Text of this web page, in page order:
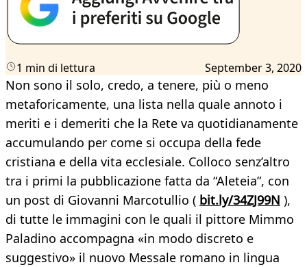
1 min di lettura September 3, 2020
Non sono il solo, credo, a tenere, più o meno
metaforicamente, una lista nella quale annoto i
meriti e i demeriti che la Rete va quotidianamente
accumulando per come si occupa della fede
cristiana e della vita ecclesiale. Colloco senz’altro
tra i primi la pubblicazione fatta da “Aleteia”, con
un post di Giovanni Marcotullio ( bit.ly/34ZJ99N ),
di tutte le immagini con le quali il pittore Mimmo
Paladino accompagna «in modo discreto e
suggestivo» il nuovo Messale romano in lingua